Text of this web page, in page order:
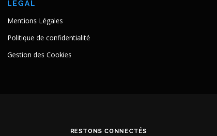
LEGAL
Mentions Légales
Politique de confidentialité
Gestion des Cookies
RESTONS CONNECTÉS